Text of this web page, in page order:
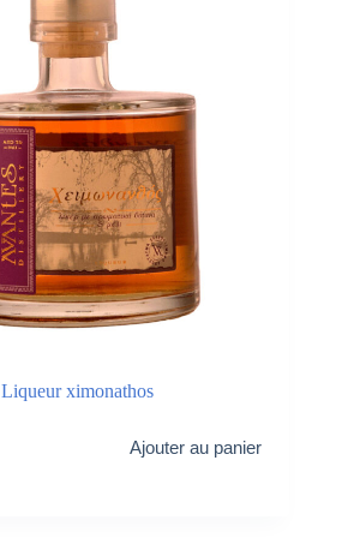
Liqueur ximonathos
Ajouter au panier